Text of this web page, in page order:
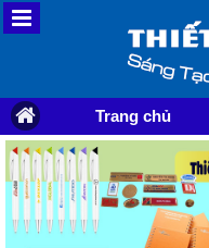
Trang chủ